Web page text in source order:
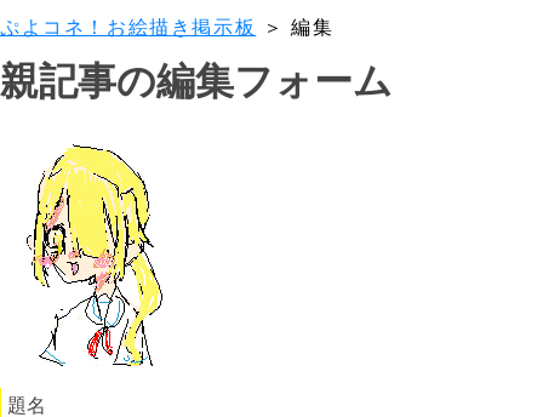
ぷよコネ！お絵描き掲示板 ＞ 編集
親記事の編集フォーム
題名